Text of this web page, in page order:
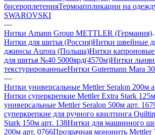
бисероплетенияТермоаппликации на
SWAROVSKI
—
Нитки Amann Group METTLER (Германия)
Нитки для шитья (Россия)Нитки швейные
джинсы Aurora (Польша)Нитки капроновые
для шитья №40 5000ярд(4570м)Нитки
текстурированныеНитки Gutermann Mara
—
Нитки универсальные Mettler Seralon 200м
Нитки суперкрепкие Mettler Extra Stark
универсальные Mettler Seralon 500м арт.
суперкрепкие для ручного квилтинга
Stark 150м арт. 138Нитки для машинного
200м арт. 0766Прозрачная мононить Mettler